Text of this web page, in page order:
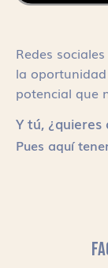
Redes
la
potencial que
Y tú,
Pues aquí